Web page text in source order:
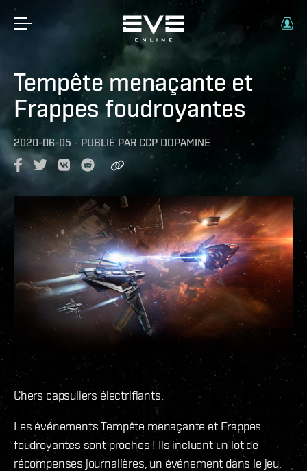
Tempête menaçante et
Frappes foudroyantes
2020-06-05 - PUBLIÉ PAR CCP DOPAMINE
Chers capsuliers électrifiants,
Les événements Tempête menaçante et Frappes
foudroyantes sont proches ! Ils incluent un lot de
récompenses journalières, un événement dans le jeu,